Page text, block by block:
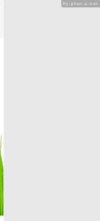
Hy-phen-a-tion